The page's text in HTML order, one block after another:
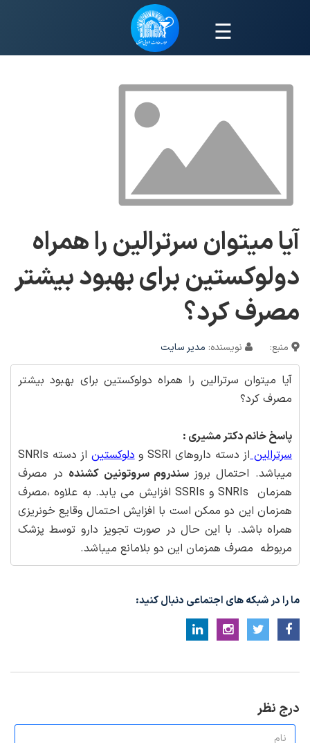
☰
آیا میتوان سرترالین را همراه
دولوکستین برای بهبود بیشتر
مصرف کرد؟
منبع: نویسنده: مدیر سایت
آیا میتوان سرترالین را همراه دولوکستین برای بهبود بیشتر
مصرف کرد؟
پاسخ خانم دکتر مشیری :
سرترالیناز دسته داروهای SSRI و دلوکستین
از دسته SNRIs
میباشد. احتمال بروز سندروم سروتونین کشنده در مصرف
همزمان SNRIs و SSRIs افزایش می یابد. به علاوه ،مصرف
همزمان این دو ممکن است با افزایش احتمال وقایع خونریزی
همراه باشد. با این حال در صورت تجویز دارو توسط پزشک
مربوطه مصرف همزمان این دو بلامانع میباشد.
ما را در شبکه های اجتماعی دنبال کنید:
درج نظر